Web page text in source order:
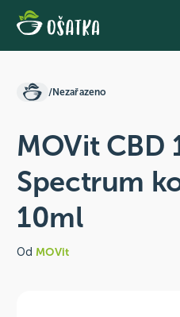
/Nezařazeno
MOVit CBD
Spectrum
10ml
Od MOVit